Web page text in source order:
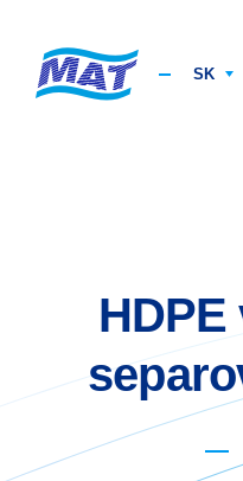
SK
HDPE